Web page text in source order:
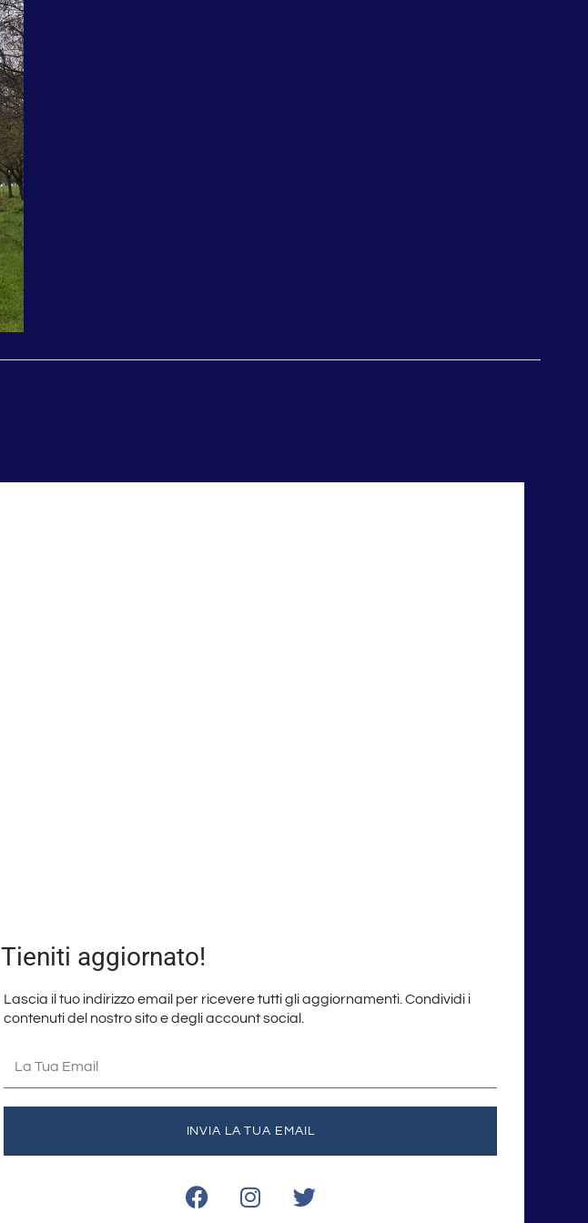
Tieniti aggiornato!
Lascia il tuo indirizzo email per ricevere tutti gli aggiornamenti. Condividi i
contenuti del nostro sito e degli account social.
tua
email
INVIA LA TUA EMAIL
F
a
I
n
T
w